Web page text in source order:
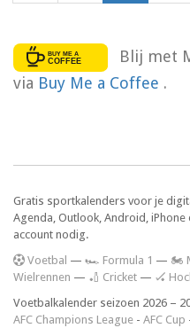
Blij met
via Buy Me a Coffee .
Gratis sportkalenders voor je
Agenda, Outlook, Android,
account nodig.
Voetbal — 🏎️ Formula 1 — 🏍
Wielrennen — 🏏 Cricket — 🏑
Voetbalkalender seizoen 2026 –
AFC Champions League - AFC Cup